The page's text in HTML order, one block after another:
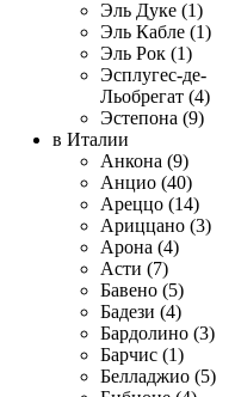
Эль Дуке (1)
Эль Кабле (1)
Эль Рок (1)
Эсплугес-де-
Льобрегат (4)
Эстепона (9)
в Италии
Анкона (9)
Анцио (40)
Ареццо (14)
Ариццано (3)
Арона (4)
Асти (7)
Бавено (5)
Бадези (4)
Бардолино (3)
Барчис (1)
Белладжио (5)